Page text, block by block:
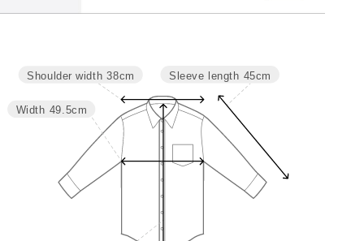
サイズ 肩幅 袖丈
99 45
39.5 105 46
Sleeve length 45cm
Width 49.5cm
Shoulder width 38cm